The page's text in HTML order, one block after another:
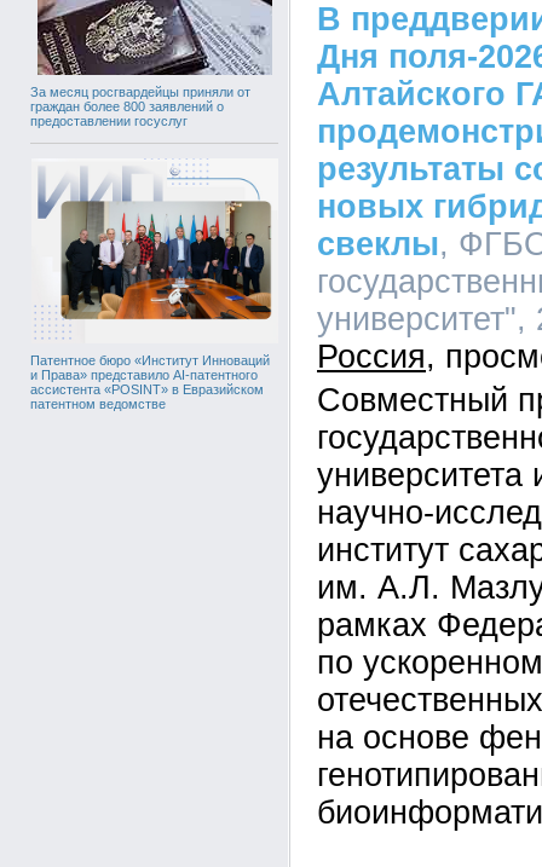
За месяц росгвардейцы приняли от
граждан более 800 заявлений о
предоставлении госуслуг
Патентное бюро «Институт Инноваций
и Права» представило AI-патентного
ассистента «POSINT» в Евразийском
патентном ведомстве
В
Дня поля-
Алтайского
результаты
новых
свеклы,
Россия
Совместный
университета
научно-
институт
им. А.Л.
рамках
по
на основе